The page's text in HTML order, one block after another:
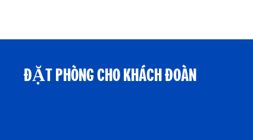
ĐẶT PHÒNG CHO KHÁCH ĐOÀN